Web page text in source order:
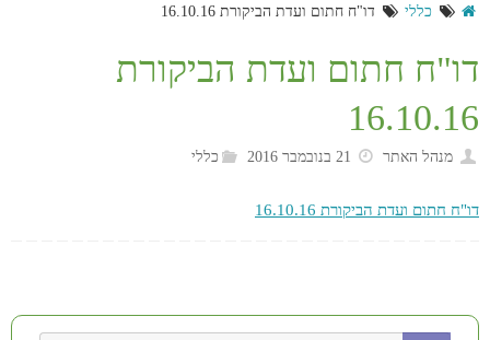
כללי דו"ח חתום ועדת הביקורת 16.10.16
דו"ח חתום ועדת הביקורת
16.10.16
מנהל האתר 21 בנובמבר 2016 כללי
דו"ח חתום ועדת הביקורת 16.10.16